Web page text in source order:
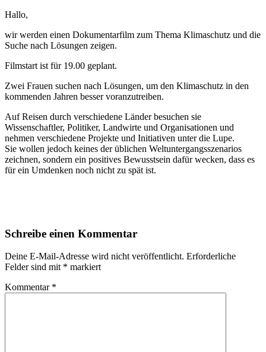
Hallo,
wir werden einen Dokumentarfilm zum Thema Klimaschutz und die
Suche nach Lösungen zeigen.
Filmstart ist für 19.00 geplant.
Zwei Frauen suchen nach Lösungen, um den Klimaschutz in den
kommenden Jahren besser voranzutreiben.
Auf Reisen durch verschiedene Länder besuchen sie
Wissenschaftler, Politiker, Landwirte und Organisationen und
nehmen verschiedene Projekte und Initiativen unter die Lupe.
Sie wollen jedoch keines der üblichen Weltuntergangsszenarios
zeichnen, sondern ein positives Bewusstsein dafür wecken, dass es
für ein Umdenken noch nicht zu spät ist.
Schreibe einen Kommentar
Deine E-Mail-Adresse wird nicht veröffentlicht. Erforderliche
Felder sind mit * markiert
Kommentar *